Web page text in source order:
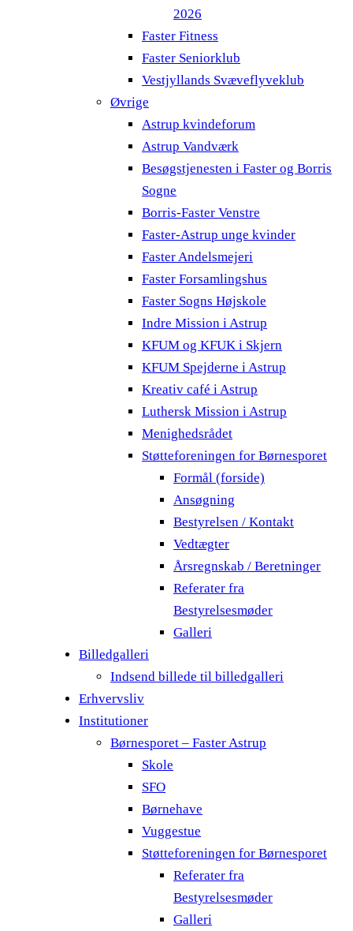
2026
Faster Fitness
Faster Seniorklub
Vestjyllands Svæveflyveklub
Øvrige
Astrup kvindeforum
Astrup Vandværk
Besøgstjenesten i Faster og Borris
Sogne
Borris-Faster Venstre
Faster-Astrup unge kvinder
Faster Andelsmejeri
Faster Forsamlingshus
Faster Sogns Højskole
Indre Mission i Astrup
KFUM og KFUK i Skjern
KFUM Spejderne i Astrup
Kreativ café i Astrup
Luthersk Mission i Astrup
Menighedsrådet
Støtteforeningen for Børnesporet
Formål (forside)
Ansøgning
Bestyrelsen / Kontakt
Vedtægter
Årsregnskab / Beretninger
Referater fra
Bestyrelsesmøder
Galleri
Billedgalleri
Indsend billede til billedgalleri
Erhvervsliv
Institutioner
Børnesporet – Faster Astrup
Skole
SFO
Børnehave
Vuggestue
Støtteforeningen for Børnesporet
Referater fra
Bestyrelsesmøder
Galleri